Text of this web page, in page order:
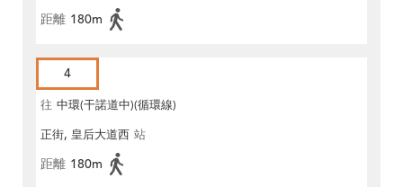
距離 180m
4
往 中環(干諾道中)(循環線)
正街, 皇后大道西 站
距離 180m